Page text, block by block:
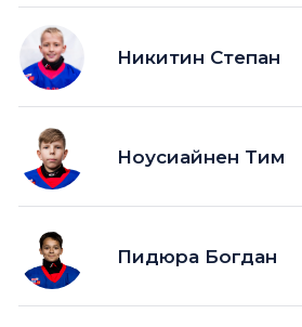
Никитин Степан
Ноусиайнен Тим
Пидюра Богдан